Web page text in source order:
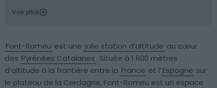
Voir plus
Font-Romeu est une jolie station d’altitude au cœur
des Pyrénées Catalanes. Située à 1 800 mètres
d’altitude à la frontière entre la France et l’Espagne sur
le plateau de la Cerdagne, Font-Romeu est un espace